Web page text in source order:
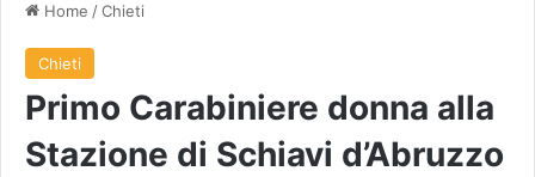
Home /Chieti
Chieti
Primo Carabiniere donna alla
Stazione di Schiavi d’Abruzzo